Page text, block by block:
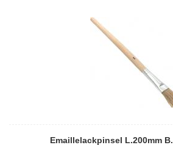
Emaillelackpinsel L.200mm